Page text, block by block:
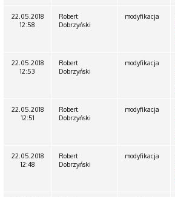
22.05.2018
12:58
Robert
Dobrzyński
modyfikacja
22.05.2018
12:53
Robert
Dobrzyński
modyfikacja
22.05.2018
12:51
Robert
Dobrzyński
modyfikacja
22.05.2018
12:48
Robert
Dobrzyński
modyfikacja